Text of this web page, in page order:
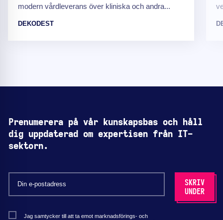
modern vårdleverans över kliniska och andra...
DEKODEST
Prenumerera på vår kunskapsbas och håll
dig uppdaterad om expertisen från IT-
sektorn.
Jag samtycker till att ta emot marknadsförings- och